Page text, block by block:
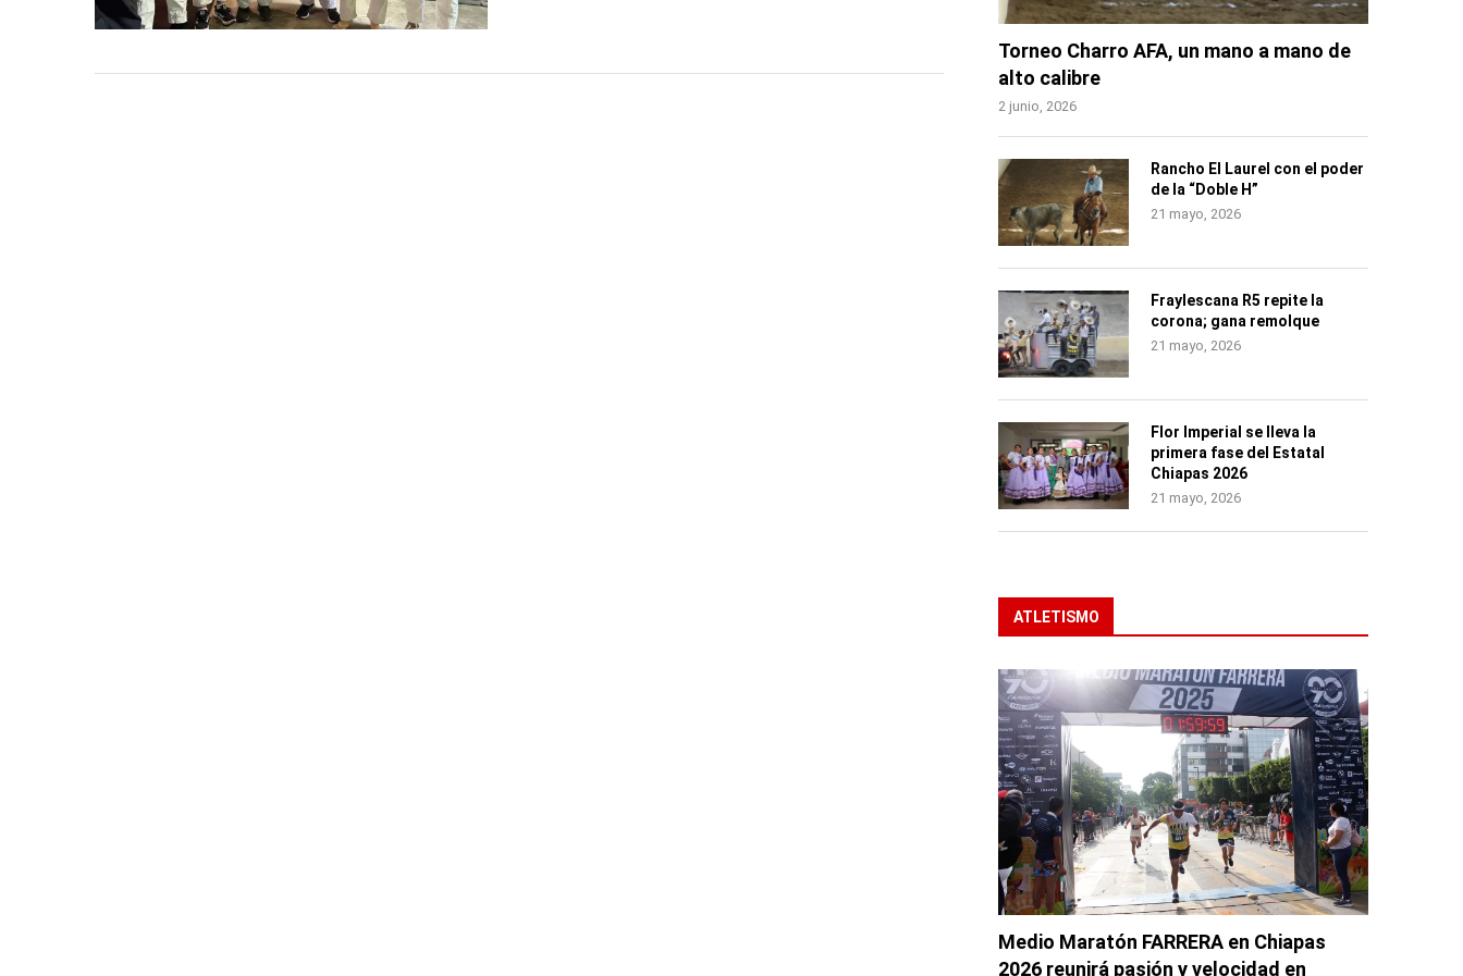
Torneo Charro AFA, un mano a mano de
alto calibre
2 junio, 2026
Rancho El Laurel con el poder
de la “Doble H”
21 mayo, 2026
Fraylescana R5 repite la
corona; gana remolque
21 mayo, 2026
Flor Imperial se lleva la
primera fase del Estatal
Chiapas 2026
21 mayo, 2026
ATLETISMO
Medio Maratón FARRERA en Chiapas
2026 reunirá pasión y velocidad en